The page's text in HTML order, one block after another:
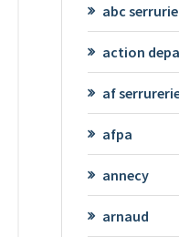
abc
action
af
afpa
annecy
arnaud